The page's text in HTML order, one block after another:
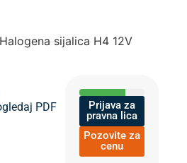
sijalica H4 12V
PDF
Prijava za
pravna lica
Pozovite za
cenu